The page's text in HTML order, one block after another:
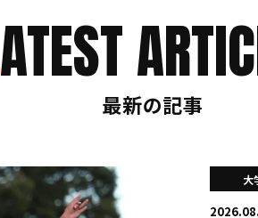
LATEST
最新の記事
大